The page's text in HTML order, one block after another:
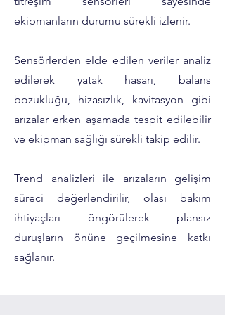
ekipmanların durumu sürekli izlenir.
Sensörlerden elde edilen veriler analiz
edilerek yatak hasarı, balans
bozukluğu, hizasızlık, kavitasyon gibi
arızalar erken aşamada tespit edilebilir
ve ekipman sağlığı sürekli takip edilir.
Trend analizleri ile arızaların gelişim
süreci değerlendirilir, olası bakım
ihtiyaçları öngörülerek plansız
duruşların önüne geçilmesine katkı
sağlanır.